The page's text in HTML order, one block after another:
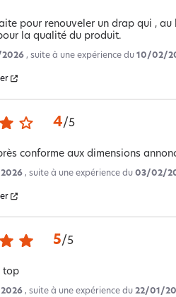
pour renouveler un drap qui ,
la qualité du produit.
, suite à une expérience du10/02/
4/5
conforme aux dimensions
, suite à une expérience du03/02/
5/5
top
, suite à une expérience du22/01/